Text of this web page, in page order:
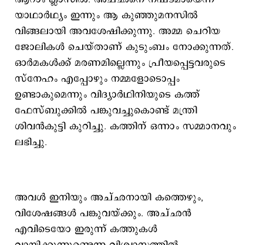
യാഥാര്‍ഥ്യം ഇന്നും ആ കുഞ്ഞുമനസില്‍
വിങ്ങലായി അവശേഷിക്കുന്നു. അമ്മ ചെറിയ
ജോലികള്‍ ചെയ്താണ് കുടുംബം നോക്കുന്നത്.
ഓര്‍മകള്‍ക്ക് മരണമില്ലെന്നും പ്രീയപ്പെട്ടവരുടെ
സ്നേഹം എപ്പോഴും നമ്മളോടൊപ്പം
ഉണ്ടാകുമെന്നും വിദ്യാര്‍ഥിനിയുടെ കത്ത്
ഫേസ്ബുക്കില്‍ പങ്കുവച്ചുകൊണ്ട് മന്ത്രി
ശിവന്‍കുട്ടി കുറിച്ചു. കത്തിന് ഒന്നാം സമ്മാനവും
ലഭിച്ചു.
അവള്‍ ഇനിയും അച്ഛനായി കത്തെഴും,
വിശേഷങ്ങള്‍ പങ്കുവയ്ക്കും. അച്ഛന്‍
എവിടെയോ ഇരുന്ന് കത്തുകള്‍